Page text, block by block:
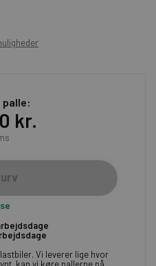
palle
kr.
Vi leverer lige hvor